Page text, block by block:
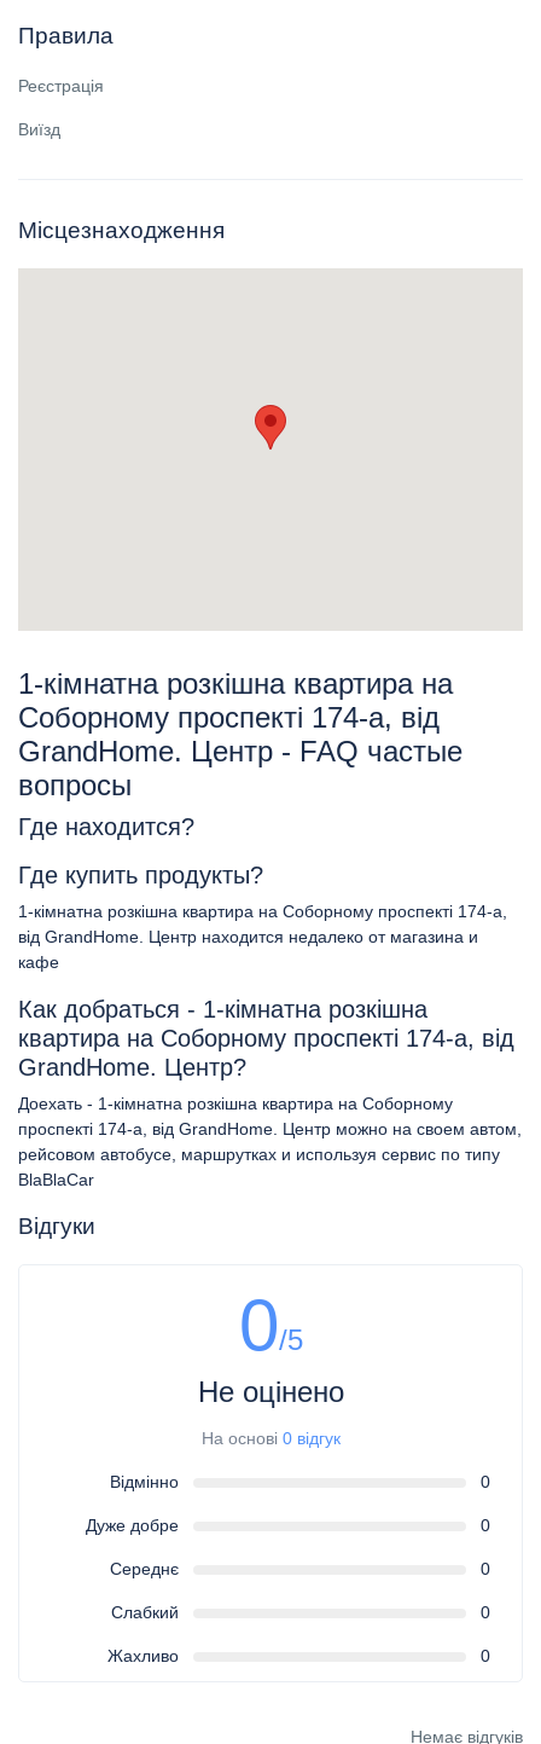
Правила
Реєстрація
Виїзд
Місцезнаходження
1-кімнатна розкішна квартира на
Соборному проспекті 174-а, від
GrandHome. Центр - FAQ частые
вопросы
Где находится?
Где купить продукты?
1-кімнатна розкішна квартира на Соборному проспекті 174-а,
від GrandHome. Центр находится недалеко от магазина и
кафе
Как добраться - 1-кімнатна розкішна
квартира на Соборному проспекті 174-а, від
GrandHome. Центр?
Доехать - 1-кімнатна розкішна квартира на Соборному
проспекті 174-а, від GrandHome. Центр можно на своем автом,
рейсовом автобусе, маршрутках и используя сервис по типу
BlaBlaCar
Відгуки
0/5
Не оцінено
На основі 0 відгук
Відмінно 0
Дуже добре 0
Середнє 0
Слабкий 0
Жахливо 0
Немає відгуків